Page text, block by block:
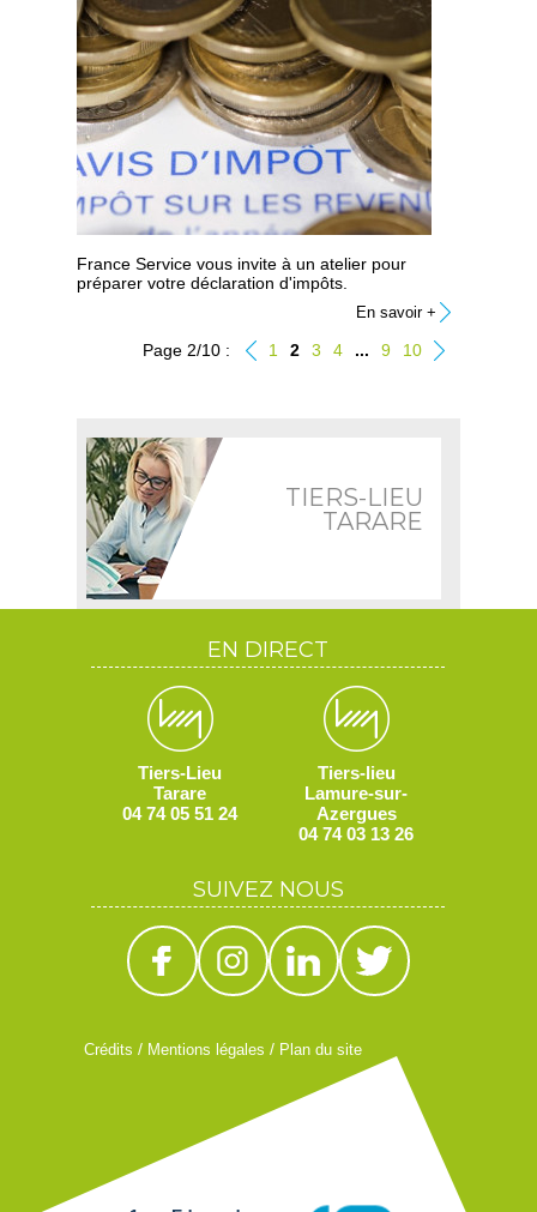
France Service vous invite à un atelier pour
préparer votre déclaration d'impôts.
En savoir +
Page 2/10 : 1 2 3 4 ... 9 10
TIERS-LIEU
TARARE
SUIVEZ NOUS
EN DIRECT
Tiers-Lieu
Tarare
04 74 05 51 24
Tiers-lieu
Lamure-sur-
Azergues
04 74 03 13 26
Crédits / Mentions légales / Plan du site